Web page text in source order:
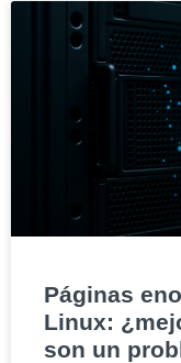
Páginas
Linux:
son un